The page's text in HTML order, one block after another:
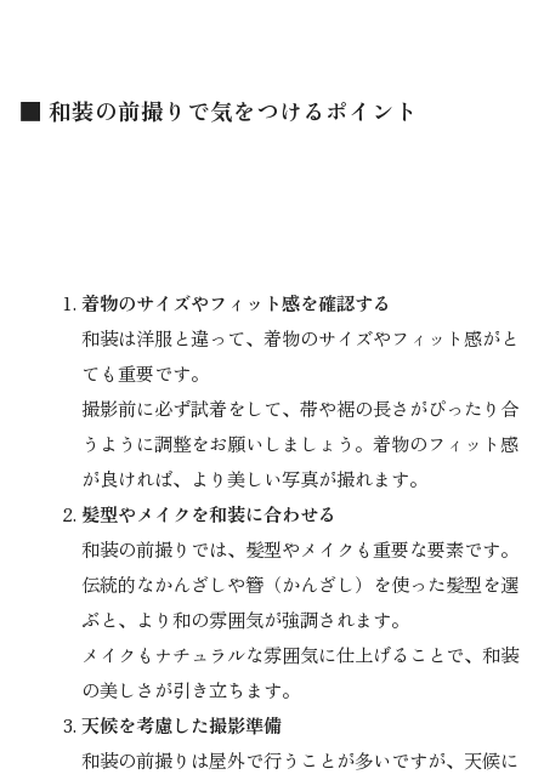
■ 和装の前撮りで気をつけるポイント
着物のサイズやフィット感を確認する
和装は洋服と違って、着物のサイズやフィット感がと
ても重要です。
撮影前に必ず試着をして、帯や裾の長さがぴったり合
うように調整をお願いしましょう。着物のフィット感
が良ければ、より美しい写真が撮れます。
髪型やメイクを和装に合わせる
和装の前撮りでは、髪型やメイクも重要な要素です。
伝統的なかんざしや簪（かんざし）を使った髪型を選
ぶと、より和の雰囲気が強調されます。
メイクもナチュラルな雰囲気に仕上げることで、和装
の美しさが引き立ちます。
天候を考慮した撮影準備
和装の前撮りは屋外で行うことが多いですが、天候に